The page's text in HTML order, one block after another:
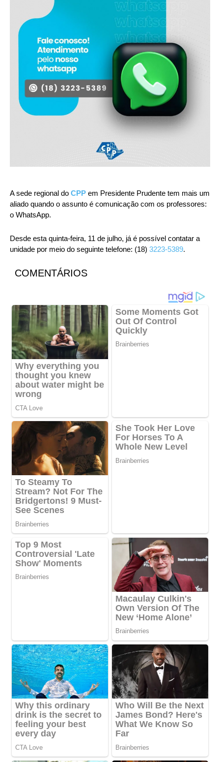
A sede regional do CPP em Presidente Prudente tem mais um
aliado quando o assunto é comunicação com os professores:
o WhatsApp.
Desde esta quinta-feira, 11 de julho, já é possível contatar a
unidade por meio do seguinte telefone: (18) 3223-5389.
COMENTÁRIOS